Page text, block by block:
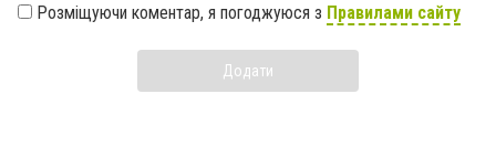
Розміщуючи коментар, я погоджуюся з Правилами сайту
Додати